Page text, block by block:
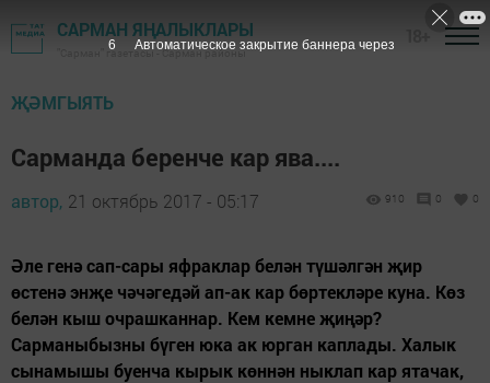
САРМАН ЯҢАЛЫКЛАРЫ
"Сарман" газетасы - Сарман районы
ҖӘМГЫЯТЬ
Сарманда беренче кар ява....
автор, 21 октябрь 2017 - 05:17 910 0 0
Әле генә сап-сары яфраклар белән түшәлгән җир
өстенә энҗе чәчәгедәй ап-ак кар бөртекләре куна. Көз
белән кыш очрашканнар. Кем кемне җиңәр?
Сарманыбызны бүген юка ак юрган каплады. Халык
сынамышы буенча кырык көннән ныклап кар ятачак,
6 Автоматическое закрытие баннера через